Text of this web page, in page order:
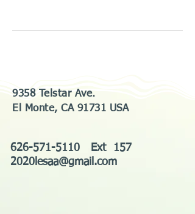
9358 Telstar Ave.
El Monte, CA 91731 USA
626-571-5110 Ext 157
2020lesaa@gmail.com